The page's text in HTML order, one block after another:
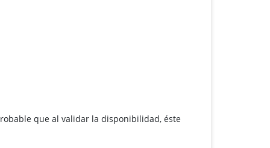
que al validar la disponibilidad, éste